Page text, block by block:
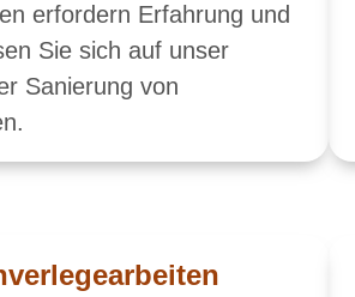
erfordern Erfahrung und
Sie sich auf unser
Sanierung von